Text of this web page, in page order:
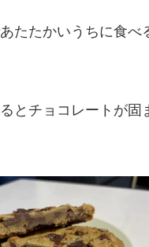
たたかいうちに食べ
とチョコレートが固